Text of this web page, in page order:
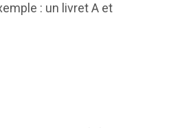
: un livret A et